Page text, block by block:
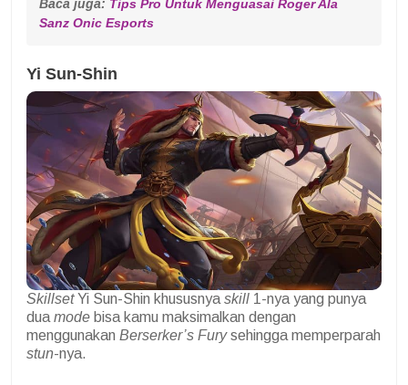
Baca juga: Tips Pro Untuk Menguasai Roger Ala
Sanz Onic Esports
Yi Sun-Shin
SkillsetYi Sun-Shin khususnya skill 1-nya yang punya
dua mode bisa kamu maksimalkan dengan
menggunakan Berserker’s Furysehingga memperparah
stun-nya.